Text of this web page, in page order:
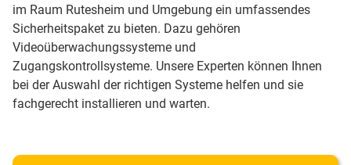
im Raum Rutesheim und Umgebung ein umfassendes
Sicherheitspaket zu bieten. Dazu gehören
Videoüberwachungssysteme und
Zugangskontrollsysteme. Unsere Experten können Ihnen
bei der Auswahl der richtigen Systeme helfen und sie
fachgerecht installieren und warten.